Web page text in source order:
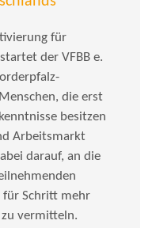
für
der VFBB e.
die erst
besitzen
Arbeitsmarkt
darauf, an die
für Schritt mehr
vermitteln.